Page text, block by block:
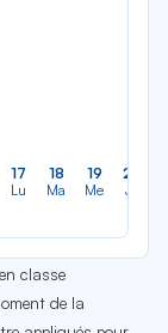
17
Lu
18
Ma
19
Me
20
Je
classe
de la